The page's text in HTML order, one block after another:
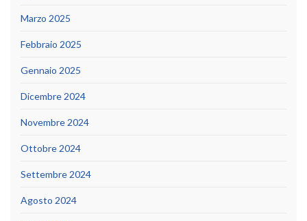
Marzo 2025
Febbraio 2025
Gennaio 2025
Dicembre 2024
Novembre 2024
Ottobre 2024
Settembre 2024
Agosto 2024